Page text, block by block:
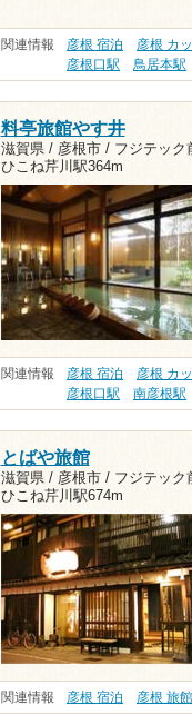
関連情報 彦根 宿泊 彦根 カ
彦根口駅
鳥居本駅
料亭旅館やす井
滋賀県 / 彦根市 / フジテック
ひこね芹川駅364m
関連情報 彦根 宿泊 彦根 カ
彦根口駅
南彦根駅
とばや旅館
滋賀県 / 彦根市 / フジテック
ひこね芹川駅674m
関連情報 彦根 宿泊 彦根 旅館